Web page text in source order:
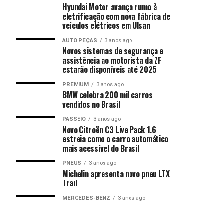
Hyundai Motor avança rumo à
eletrificação com nova fábrica de
veículos elétricos em Ulsan
AUTO PEÇAS 3 anos ago
Novos sistemas de segurança e
assistência ao motorista da ZF
estarão disponíveis até 2025
PREMIUM 3 anos ago
BMW celebra 200 mil carros
vendidos no Brasil
PASSEIO 3 anos ago
Novo Citroën C3 Live Pack 1.6
estreia como o carro automático
mais acessível do Brasil
PNEUS 3 anos ago
Michelin apresenta novo pneu LTX
Trail
MERCEDES-BENZ 3 anos ago